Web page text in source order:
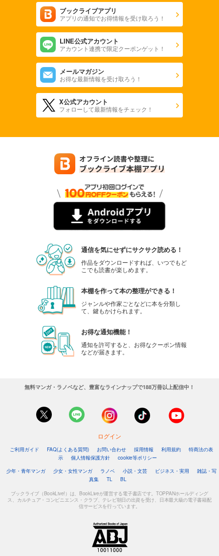
ブックライブアプリ
アプリの通知でお得情報を受け取ろう！
LINE公式アカウント
アカウント連携で限定クーポンゲット！
メールマガジン
お得な最新情報を受け取ろう！
X公式アカウント
フォローして最新情報をチェック！
通信を気にせずにサクサク読める！
作品をダウンロードすれば、いつでもど
こでも読書が楽しめます。
本棚を作って本の整理ができる！
ジャンルや作家ごとなどに本を分類し
て、鍵もかけられます。
お得な通知機能！
通知を許可すると、お得なクーポン情報
などが届きます。
無料マンガ・ラノベなど、豊富なラインナップで188万冊以上配信中！
ログイン
ご利用ガイド FAQ(よくある質問) お問い合わせ 採用情報 利用規約
特商法の表
示
個人情報保護方針
cookie等ポリシー
少年・青年マンガ
少女・女性マンガ ラノベ 小説・文芸 ビジネス・実用
雑誌・写
真集
TL BL
ブックライブ（BookLive!）は、BookLiveが運営する電子書店です。TOPPANホールディング
ス、カルチュア・コンビニエンス・クラブ、テレビ朝日の出資を受け、日本最大級の電子書籍配
信サービスを行っています。